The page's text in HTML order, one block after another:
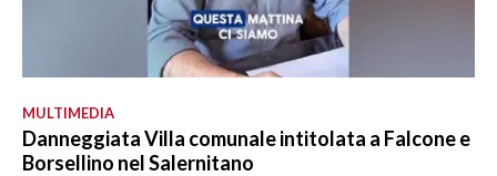
MULTIMEDIA
Danneggiata Villa comunale intitolata a Falcone e
Borsellino nel Salernitano